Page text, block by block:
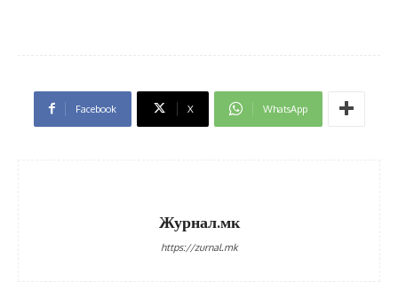
Facebook X WhatsApp
Журнал.мк
https://zurnal.mk